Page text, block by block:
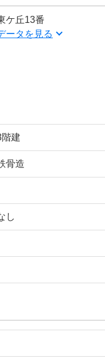
ケ丘13番
ータを見る
階建
骨造
し